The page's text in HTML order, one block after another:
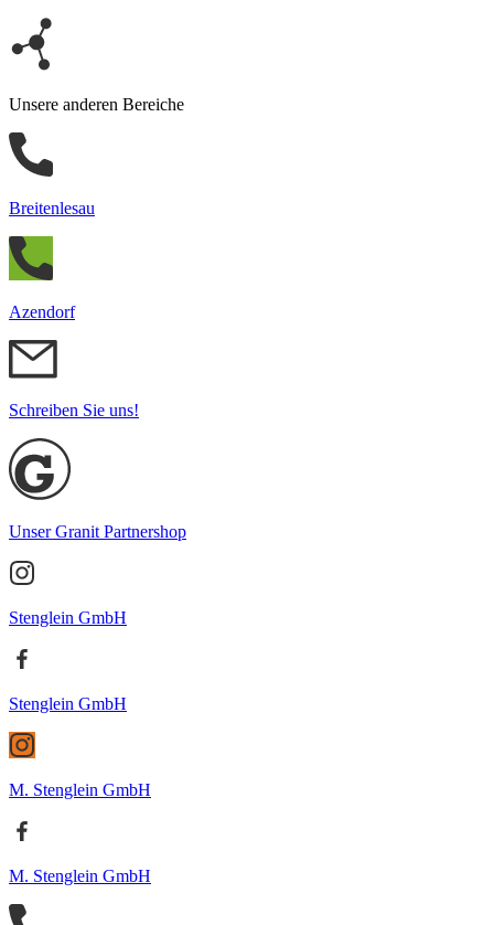
Unsere anderen Bereiche
Breitenlesau
Azendorf
Schreiben Sie uns!
Unser Granit Partnershop
Stenglein GmbH
Stenglein GmbH
M. Stenglein GmbH
M. Stenglein GmbH